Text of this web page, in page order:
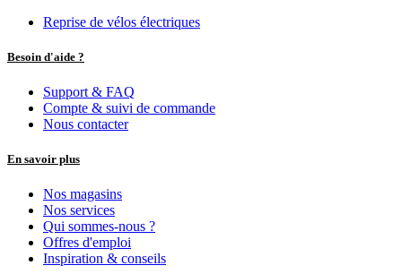
Reprise de vélos électriques
Besoin d'aide ?
Support & FAQ
Compte & suivi de commande
Nous contacter
En savoir plus
Nos magasins
Nos services
Qui sommes-nous ?
Offres d'emploi
Inspiration & conseils